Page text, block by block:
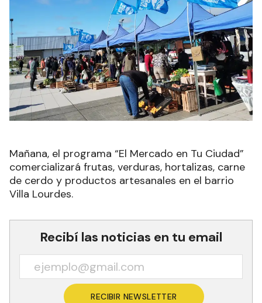
Mañana, el programa “El Mercado en Tu Ciudad”
comercializará frutas, verduras, hortalizas, carne
de cerdo y productos artesanales en el barrio
Villa Lourdes.
Recibí las noticias en tu email
RECIBIR NEWSLETTER